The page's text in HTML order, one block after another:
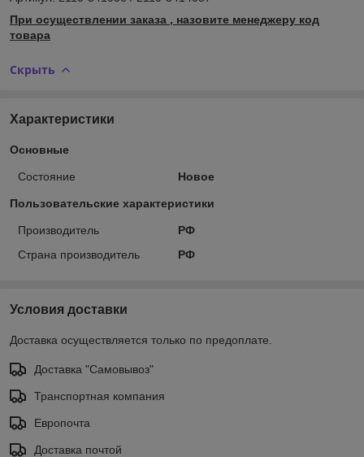
При осуществлении заказа , назовите менеджеру код
товара
Скрыть
Характеристики
Основные
Состояние Новое
Пользовательские характеристики
Производитель
РФ
Страна производитель
РФ
Условия доставки
Доставка осуществляется только по предоплате.
Доставка "Самовывоз"
Транспортная компания
Европочта
Доставка почтой